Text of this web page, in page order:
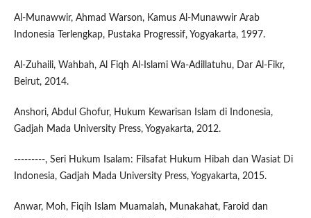
Al-Munawwir, Ahmad Warson, Kamus Al-Munawwir Arab
Indonesia Terlengkap, Pustaka Progressif, Yogyakarta, 1997.
Al-Zuhaili, Wahbah, Al Fiqh Al-Islami Wa-Adillatuhu, Dar Al-Fikr,
Beirut, 2014.
Anshori, Abdul Ghofur, Hukum Kewarisan Islam di Indonesia,
Gadjah Mada University Press, Yogyakarta, 2012.
---------, Seri Hukum Isalam: Filsafat Hukum Hibah dan Wasiat Di
Indonesia, Gadjah Mada University Press, Yogyakarta, 2015.
Anwar, Moh, Fiqih Islam Muamalah, Munakahat, Faroid dan